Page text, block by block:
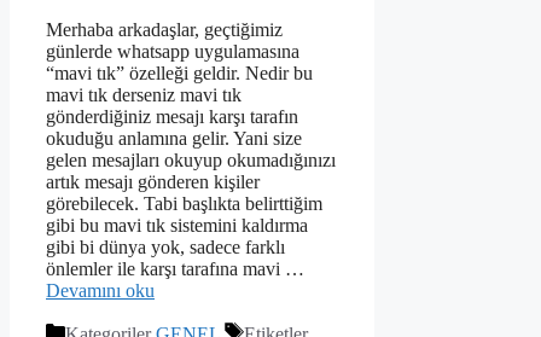
Merhaba arkadaşlar, geçtiğimiz
günlerde whatsapp uygulamasına
“mavi tık” özelleği geldir. Nedir bu
mavi tık derseniz mavi tık
gönderdiğiniz mesajı karşı tarafın
okuduğu anlamına gelir. Yani size
gelen mesajları okuyup okumadığınızı
artık mesajı gönderen kişiler
görebilecek. Tabi başlıkta belirttiğim
gibi bu mavi tık sistemini kaldırma
gibi bi dünya yok, sadece farklı
önlemler ile karşı tarafına mavi …
Devamını oku